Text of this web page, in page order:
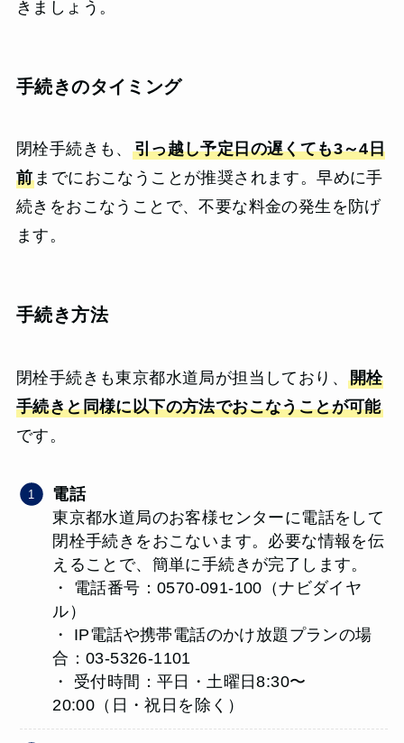
きましょう。
手続きのタイミング
閉栓手続きも、 引っ越し予定日の遅くても3～4日
前 までにおこなうことが推奨されます。早めに手
続きをおこなうことで、不要な料金の発生を防げ
ます。
手続き方法
閉栓手続きも東京都水道局が担当しており、 開栓
手続きと同様に以下の方法でおこなうことが可能
です。
電話
東京都水道局のお客様センターに電話をして
閉栓手続きをおこないます。必要な情報を伝
えることで、簡単に手続きが完了します。
・ 電話番号：0570-091-100（ナビダイヤ
ル）
・ IP電話や携帯電話のかけ放題プランの場
合：03-5326-1101
・ 受付時間：平日・土曜日8:30〜
20:00（日・祝日を除く）